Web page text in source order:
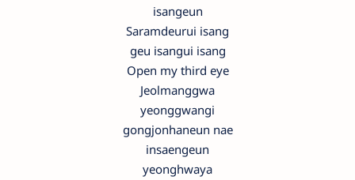
isangeun
Saramdeurui isang
geu isangui isang
Open my third eye
Jeolmanggwa
yeonggwangi
gongjonhaneun nae
insaengeun
yeonghwaya